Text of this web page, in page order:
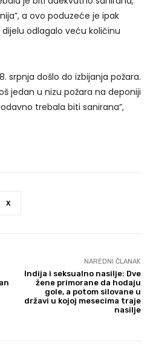
a ovo poduzeće je ipak
odlagalo veću količinu
srpnja došlo do izbijanja požara.
jedan u nizu požara na deponiji
trebala biti sanirana”,
X
NAREDNI ČLANAK
Indija i seksualno nasilje: Dve
žene primorane da hodaju
gole, a potom silovane u
državi u kojoj mesecima traje
nasilje